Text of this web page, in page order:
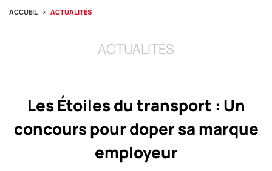
ACCUEIL ACTUALITÉS
ACTUALITÉS
Les Étoiles du transport : Un
concours pour doper sa marque
employeur